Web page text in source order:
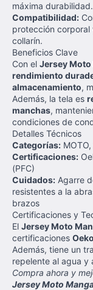
máxima durabilidad.
Compatibilidad:
protección corporal
collarín.
Beneficios Clave
Con el Jersey Moto
rendimiento
almacenamiento,
Además, la tela es
manchas,
condiciones de
Detalles Técnicos
Categorías:
Certificaciones:
(PFC)
Cuidados: Agarre
resistentes a la
brazos
Certificaciones y
El Jersey Moto
certificaciones
Además, tiene un
repelente al agua y
Compra ahora y
Jersey Moto